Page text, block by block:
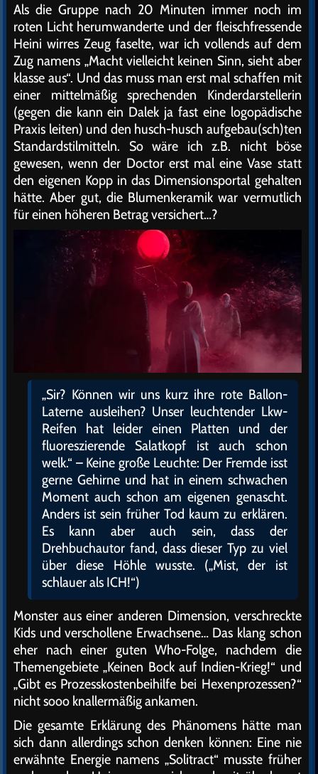
Als die Gruppe nach 20 Minuten immer noch im
roten Licht herumwanderte und der fleischfressende
Heini wirres Zeug faselte, war ich vollends auf dem
Zug namens „Macht vielleicht keinen Sinn, sieht aber
klasse aus“. Und das muss man erst mal schaffen mit
einer mittelmäßig sprechenden Kinderdarstellerin
(gegen die kann ein Dalek ja fast eine logopädische
Praxis leiten) und den husch-husch aufgebau(sch)ten
Standardstilmitteln. So wäre ich z.B. nicht böse
gewesen, wenn der Doctor erst mal eine Vase statt
den eigenen Kopp in das Dimensionsportal gehalten
hätte. Aber gut, die Blumenkeramik war vermutlich
für einen höheren Betrag versichert…?
„Sir? Können wir uns kurz ihre rote Ballon-
Laterne ausleihen? Unser leuchtender Lkw-
Reifen hat leider einen Platten und der
fluoreszierende Salatkopf ist auch schon
welk.“ – Keine große Leuchte: Der Fremde isst
gerne Gehirne und hat in einem schwachen
Moment auch schon am eigenen genascht.
Anders ist sein früher Tod kaum zu erklären.
Es kann aber auch sein, dass der
Drehbuchautor fand, dass dieser Typ zu viel
über diese Höhle wusste. („Mist, der ist
schlauer als ICH!“)
Monster aus einer anderen Dimension, verschreckte
Kids und verschollene Erwachsene… Das klang schon
eher nach einer guten Who-Folge, nachdem die
Themengebiete „Keinen Bock auf Indien-Krieg!“ und
„Gibt es Prozesskostenbeihilfe bei Hexenprozessen?“
nicht sooo knallermäßig ankamen.
Die gesamte Erklärung des Phänomens hätte man
sich dann allerdings schon denken können: Eine nie
erwähnte Energie namens „Solitract“ musste früher